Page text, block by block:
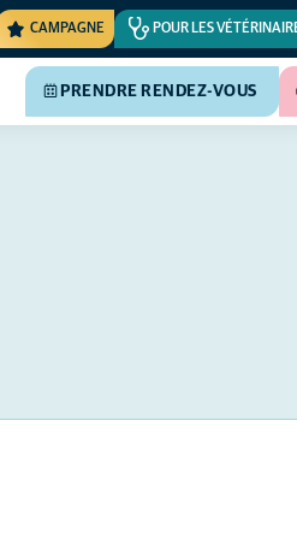
CAMPAGNE POUR LES
PRENDRE RENDEZ-VOUS